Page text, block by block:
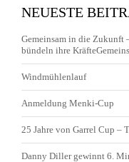
NEUESTE
Gemeinsam in die Zukunft
bündeln ihre
Windmühlenlauf
Anmeldung Menki-Cup
25 Jahre von Garrel Cup –
Danny Diller gewinnt 6.